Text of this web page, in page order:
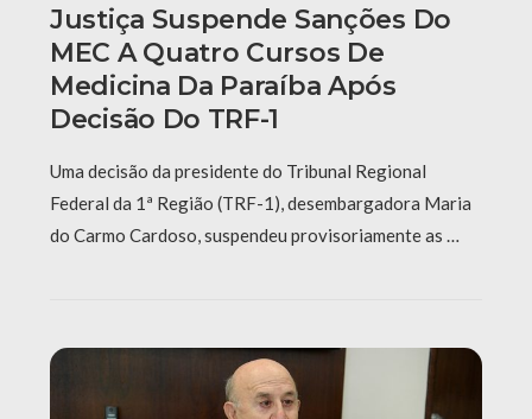
Justiça Suspende Sanções Do
MEC A Quatro Cursos De
Medicina Da Paraíba Após
Decisão Do TRF-1
Uma decisão da presidente do Tribunal Regional
Federal da 1ª Região (TRF-1), desembargadora Maria
do Carmo Cardoso, suspendeu provisoriamente as …